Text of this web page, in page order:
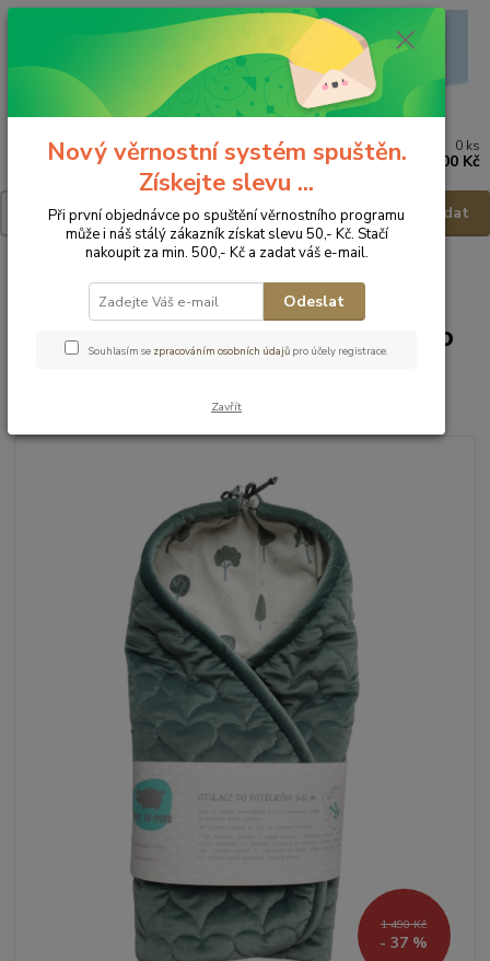
Menu
Hledat
0 ks
0,00 Kč
Pink no More Zavinavací deka do autosedačky Green&Trees
Pink no More Zavinavací deka do
autosedačky Green&Trees
1 490 Kč
- 37 %
Nový věrnostní systém spuštěn.
Získejte slevu ...
Při první objednávce po spuštění věrnostního programu
může i náš stálý zákazník získat slevu 50,- Kč. Stačí
nakoupit za min. 500,- Kč a zadat váš e-mail.
Odeslat
Souhlasím se zpracováním osobních údajů pro účely registrace.
Zavřít